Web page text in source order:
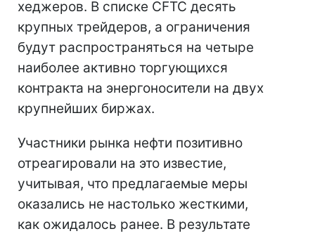
хеджеров. В списке CFTC десять
крупных трейдеров, а ограничения
будут распространяться на четыре
наиболее активно торгующихся
контракта на энергоносители на двух
крупнейших биржах.
Участники рынка нефти позитивно
отреагировали на это известие,
учитывая, что предлагаемые меры
оказались не настолько жесткими,
как ожидалось ранее. В результате